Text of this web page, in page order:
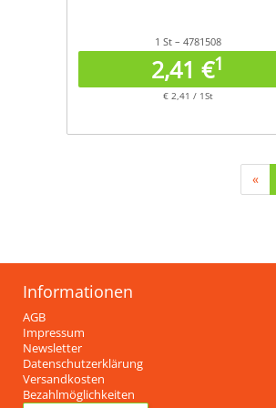
1 St – 4781508
2,41 €1
€ 2,41 / 1St
«
Informationen
AGB
Impressum
Newsletter
Datenschutzerklärung
Versandkosten
Bezahlmöglichkeiten